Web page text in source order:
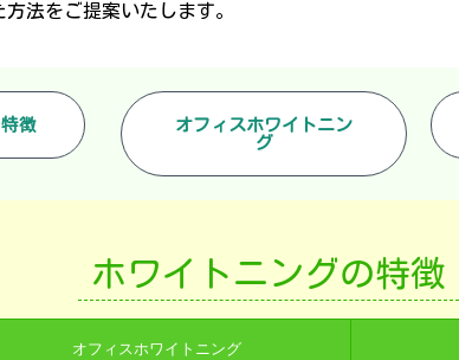
法をご提案いたします。
徴
オフィスホワイトニン
グ
ホワイトニングの特徴
オフィスホワイトニング